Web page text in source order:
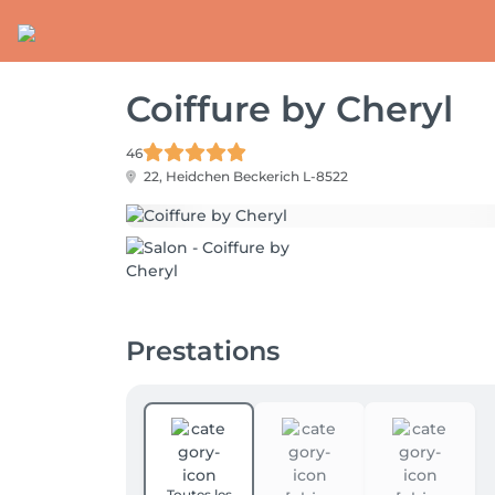
Coiffure by Cheryl
46
22, Heidchen Beckerich L-8522
Prestations